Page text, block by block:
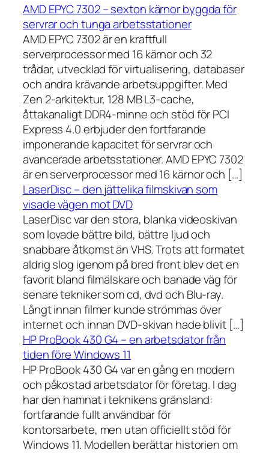
AMD EPYC 7302 – sexton kärnor byggda för
servrar och tunga arbetsstationer
AMD EPYC 7302 är en kraftfull
serverprocessor med 16 kärnor och 32
trådar, utvecklad för virtualisering, databaser
och andra krävande arbetsuppgifter. Med
Zen 2-arkitektur, 128 MB L3-cache,
åttakanaligt DDR4-minne och stöd för PCI
Express 4.0 erbjuder den fortfarande
imponerande kapacitet för servrar och
avancerade arbetsstationer. AMD EPYC 7302
är en serverprocessor med 16 kärnor och […]
LaserDisc – den jättelika filmskivan som
visade vägen mot DVD
LaserDisc var den stora, blanka videoskivan
som lovade bättre bild, bättre ljud och
snabbare åtkomst än VHS. Trots att formatet
aldrig slog igenom på bred front blev det en
favorit bland filmälskare och banade väg för
senare tekniker som cd, dvd och Blu-ray.
Långt innan filmer kunde strömmas över
internet och innan DVD-skivan hade blivit […]
HP ProBook 430 G4 – en arbetsdator från
tiden före Windows 11
HP ProBook 430 G4 var en gång en modern
och påkostad arbetsdator för företag. I dag
har den hamnat i teknikens gränsland:
fortfarande fullt användbar för
kontorsarbete, men utan officiellt stöd för
Windows 11. Modellen berättar historien om